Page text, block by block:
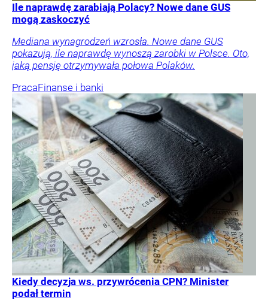
Ile naprawdę zarabiają Polacy? Nowe dane GUS
mogą zaskoczyć
Mediana wynagrodzeń wzrosła. Nowe dane GUS
pokazują, ile naprawdę wynoszą zarobki w Polsce. Oto,
jaką pensję otrzymywała połowa Polaków.
PracaFinanse i banki
Kiedy decyzja ws. przywrócenia CPN? Minister
podał termin